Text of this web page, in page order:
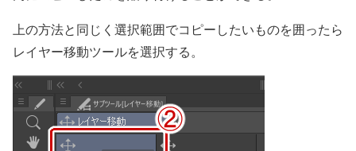
上の方法と同じく選択範囲でコピーしたいものを囲ったら
レイヤー移動ツールを選択する。